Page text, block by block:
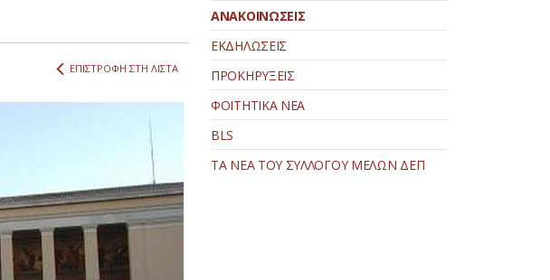
ΕΠΙΣΤΡΟΦΗ ΣΤΗ ΛΙΣΤΑ
ΑΝΑΚΟΙΝΩΣΕΙΣ
ΕΚΔΗΛΩΣΕΙΣ
ΠΡΟΚΗΡΥΞΕΙΣ
ΦΟΙΤΗΤΙΚΑ ΝΕΑ
BLS
ΤΑ ΝΕΑ ΤΟΥ ΣΥΛΛΟΓΟΥ ΜΕΛΩΝ ΔΕΠ